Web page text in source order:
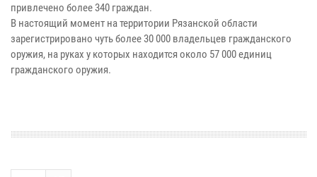
привлечено более 340 граждан.
В настоящий момент на территории Рязанской области
зарегистрировано чуть более 30 000 владельцев гражданского
оружия, на руках у которых находится около 57 000 единиц
гражданского оружия.